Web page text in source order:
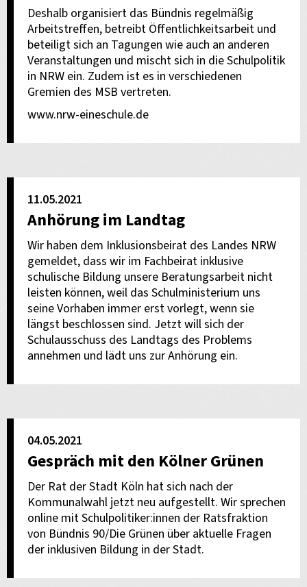
Deshalb organisiert das Bündnis regelmäßig
Arbeitstreffen, betreibt Öffentlichkeitsarbeit und
beteiligt sich an Tagungen wie auch an anderen
Veranstaltungen und mischt sich in die Schulpolitik
in NRW ein. Zudem ist es in verschiedenen
Gremien des MSB vertreten.
www.nrw-eineschule.de
11.05.2021
Anhörung im Landtag
Wir haben dem Inklusionsbeirat des Landes NRW
gemeldet, dass wir im Fachbeirat inklusive
schulische Bildung unsere Beratungsarbeit nicht
leisten können, weil das Schulministerium uns
seine Vorhaben immer erst vorlegt, wenn sie
längst beschlossen sind. Jetzt will sich der
Schulausschuss des Landtags des Problems
annehmen und lädt uns zur Anhörung ein.
04.05.2021
Gespräch mit den Kölner Grünen
Der Rat der Stadt Köln hat sich nach der
Kommunalwahl jetzt neu aufgestellt. Wir sprechen
online mit Schulpolitiker:innen der Ratsfraktion
von Bündnis 90/Die Grünen über aktuelle Fragen
der inklusiven Bildung in der Stadt.